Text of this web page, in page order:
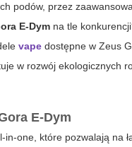
podów, przez
E-Dym na tle
vape dostępne w Zeus
w rozwój ekologicznych
E-Dym
one, które pozwalają na